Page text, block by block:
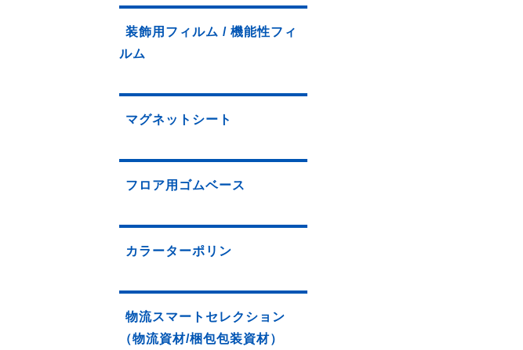
装飾用フィルム / 機能性フィ
ルム
マグネットシート
フロア用ゴムベース
カラーターポリン
物流スマートセレクション
（物流資材/梱包包装資材）